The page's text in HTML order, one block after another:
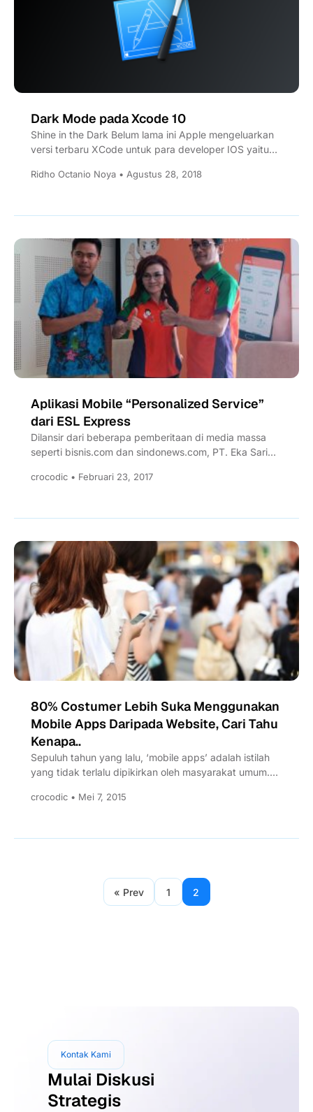
Dark Mode pada Xcode 10
Shine in the Dark Belum lama ini Apple mengeluarkan
versi terbaru XCode untuk para developer IOS yaitu
Ridho Octanio Noya • Agustus 28, 2018
Aplikasi Mobile “Personalized Service”
dari ESL Express
Dilansir dari beberapa pemberitaan di media massa
seperti bisnis.com dan sindonews.com, PT. Eka Sari
crocodic • Februari 23, 2017
80% Costumer Lebih Suka Menggunakan
Mobile Apps Daripada Website, Cari Tahu
Kenapa..
Sepuluh tahun yang lalu, ‘mobile apps’ adalah istilah
yang tidak terlalu dipikirkan oleh masyarakat umum.
crocodic • Mei 7, 2015
« Prev 1 2
Kontak Kami
Mulai Diskusi
Strategis